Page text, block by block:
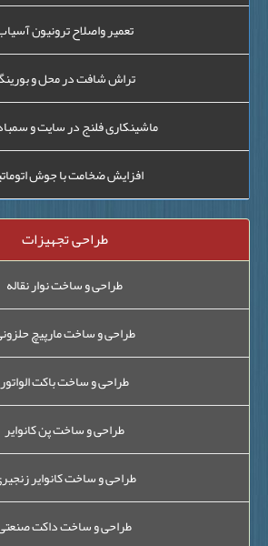
تعمیر واصلاح ترونیون آسیاب
تراش شافت در محل و بورینگ
ماشینکاری فلنج در سایت و سمباده
افزایش ضخامت با جوش اتوماتیک
طراحی تجهیزات
طراحی و ساخت نوار نقاله
طراحی و ساخت مارپیچ حلزونی
طراحی و ساخت باکت الواتور
طراحی و ساخت پن کانوایر
طراحی و ساخت کانوایر زنجیری
طراحی و ساخت داکت صنعتی